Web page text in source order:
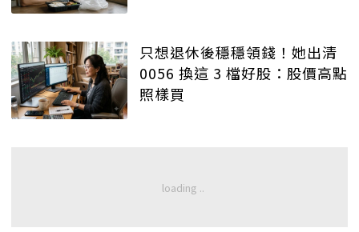
只想退休後穩穩領錢！她出清
0056 換這 3 檔好股：股價高點
照樣買